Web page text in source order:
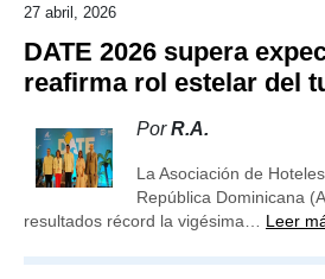
27 abril, 2026
DATE 2026 supera
reafirma rol estelar del
PorR.A.
La Asociación de
República Dominicana
resultados récord la vigésima… Leer